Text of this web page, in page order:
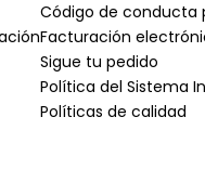
Código de conducta
Facturación
Sigue tu pedido
Política del Sistema
Políticas de calidad